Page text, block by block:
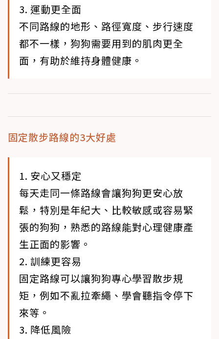
3. 運動更全面
不同路線的地形、路徑寬度、步行速度
都不一樣，狗狗需要用到的肌肉更全
面，有助於維持身體健康。
固定散步路線的3大好處
1. 安心又穩定
每天走同一條路線會讓狗狗更安心放
鬆，特別是年紀大、比較敏感或容易緊
張的狗狗，熟悉的路線能對心理健康產
生正面的影響。
2. 訓練更容易
固定路線可以讓狗狗專心學習散步規
矩，例如不亂拉牽繩、學會聽指令停下
來等。
3. 降低風險